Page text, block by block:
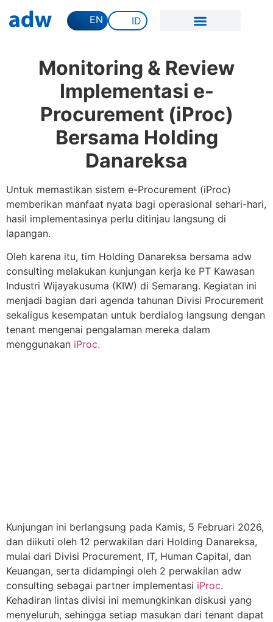
EN ID
Monitoring & Review
Implementasi e-
Procurement (iProc)
Bersama Holding
Danareksa
Untuk memastikan sistem e-Procurement (iProc)
memberikan manfaat nyata bagi operasional sehari-hari,
hasil implementasinya perlu ditinjau langsung di
lapangan.
Oleh karena itu, tim Holding Danareksa bersama adw
consulting melakukan kunjungan kerja ke PT Kawasan
Industri Wijayakusuma (KIW) di Semarang. Kegiatan ini
menjadi bagian dari agenda tahunan Divisi Procurement
sekaligus kesempatan untuk berdialog langsung dengan
tenant mengenai pengalaman mereka dalam
menggunakan iProc.
Kunjungan ini berlangsung pada Kamis, 5 Februari 2026,
dan diikuti oleh 12 perwakilan dari Holding Danareksa,
mulai dari Divisi Procurement, IT, Human Capital, dan
Keuangan, serta didampingi oleh 2 perwakilan adw
consulting sebagai partner implementasi iProc.
Kehadiran lintas divisi ini memungkinkan diskusi yang
menyeluruh, sehingga setiap masukan dari tenant dapat